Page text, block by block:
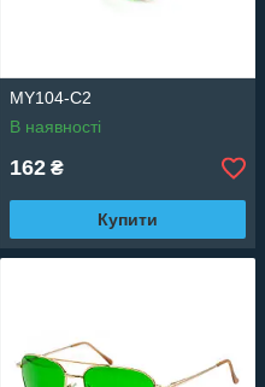
MY104-C2
В наявності
162 ₴
Купити